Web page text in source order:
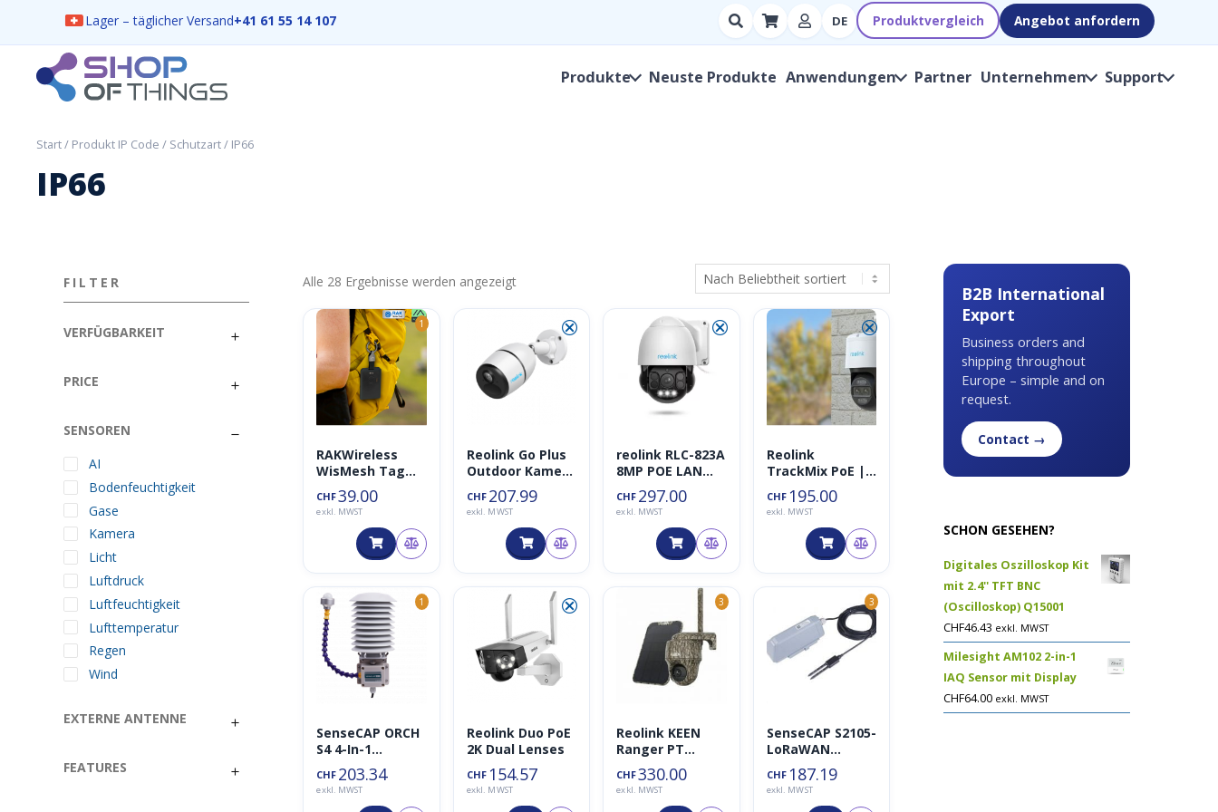
Lager – täglicher Versand+41 61 55 14 107
Suchen
nach
Hersteller,
DE Produktvergleich Angebot anfordern
ShopOfThings
Produkte Neuste Produkte Anwendungen Partner Unternehmen Support
Start/ Produkt IP Code / Schutzart / IP66
IP66
FILTER
VERFÜGBARKEIT
PRICE
SENSOREN
AI
Bodenfeuchtigkeit
Gase
Kamera
Licht
Luftdruck
Luftfeuchtigkeit
Lufttemperatur
Regen
Wind
EXTERNE ANTENNE
FEATURES
B2B International
Export
Business orders and
shipping throughout
Europe – simple and on
request.
Contact →
SCHON GESEHEN?
Digitales Oszilloskop Kit
mit 2.4'' TFT BNC
(Oscilloskop) Q15001
CHF46.43 exkl. MWST
Milesight AM102 2-in-1
IAQ Sensor mit Display
CHF64.00 exkl. MWST
Alle 28 Ergebnisse werden angezeigtNach
Beliebtheit
sortiert
1
RAKWireless
WisMesh Tag
868 MHz –
Meshtastic GPS
LoRa Tracker
CHF39.00
exkl. MWST
⮿
Reolink Go Plus
Outdoor Kamera
4MP LTE
CHF 207.99
exkl. MWST
⮿
reolink RLC-823A
8MP POE LAN
Überwachungsk
amera PTZ
(Nachfolgemod
ell von RLC-423)
CHF 297.00
exkl. MWST
⮿
Reolink
TrackMix PoE |
PTZ Kamera mit
Dual Tracking
4K
CHF 195.00
exkl. MWST
1
SenseCAP ORCH
S4 4-In-1
Wettersensoren
(A1A),
Lufttemperatur
CHF 203.34
exkl. MWST
⮿
Reolink Duo PoE
2K Dual Lenses
CHF 154.57
exkl. MWST
3
Reolink KEEN
Ranger PT
Wildkamera
CHF330.00
exkl. MWST
3
SenseCAP S2105-
LoRaWAN
Bodenfeuchte-,
Temperatur-
und EC-Sensor
CHF 187.19
exkl. MWST